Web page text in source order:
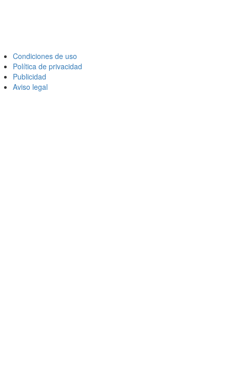
Condiciones de uso
Política de privacidad
Publicidad
Aviso legal